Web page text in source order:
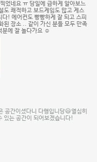
었네요 ㅠ 당일에 급하게 알아보느
도 쾌적하고 보드게임도 많고 게스
! 에어컨도 빵빵하게 잘 되고 스피
된 장소 .. 같이 가신 분들 모두 만족
분에 잘 놀다가요 ☺️
공간이셨다니 다행입니당😃열심히
있는 공간이 되어보겠습니다!